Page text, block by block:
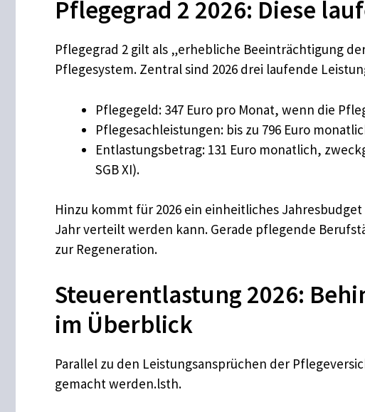
Pflegegrad 2 2026: Diese
Pflegegrad 2 gilt als „erhebliche Beeinträchtigung
Pflegesystem. Zentral sind 2026 drei laufende
Pflegegeld: 347 Euro pro Monat, wenn die
Pflegesachleistungen: bis zu 796 Euro
Entlastungsbetrag: 131 Euro monatlich,
SGB XI).
Hinzu kommt für 2026 ein einheitliches
Jahr verteilt werden kann. Gerade pflegende
zur Regeneration.
Steuerentlastung 2026:
im Überblick
Parallel zu den Leistungsansprüchen der
gemacht werden.lsth.